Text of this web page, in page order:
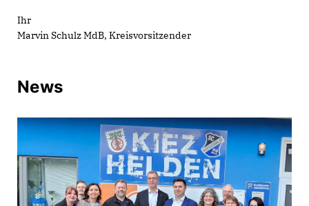
Ihr
Marvin Schulz MdB, Kreisvorsitzender
News